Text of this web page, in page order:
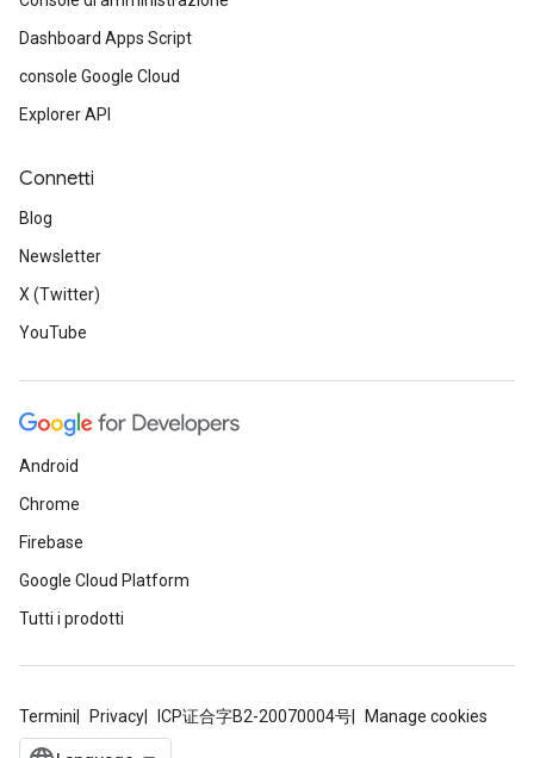
Dashboard Apps Script
console Google Cloud
Explorer API
Connetti
Blog
Newsletter
X (Twitter)
YouTube
Android
Chrome
Firebase
Google Cloud Platform
Tutti i prodotti
Termini Privacy ICP证合字B2-20070004号 Manage cookies